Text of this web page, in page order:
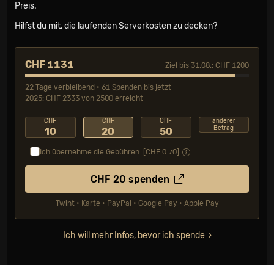
Preis.
Hilfst du mit, die laufenden Serverkosten zu decken?
CHF 1131 Ziel bis 31.08.: CHF 1200
22 Tage verbleibend • 61 Spenden bis jetzt
2025: CHF 2333 von 2500 erreicht
CHF
10
CHF
20
CHF
50
anderer
Betrag
Ich übernehme die Gebühren. [CHF 0.70
CHF 20 spenden
Twint • Karte • PayPal • Google Pay • Apple Pay
Ich will mehr Infos, bevor ich spende